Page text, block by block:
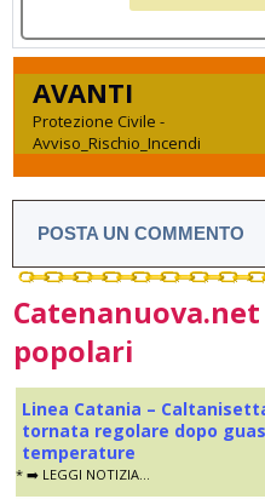
AVANTI
Protezione Civile -
Avviso_Rischio_Incendi
POSTA UN COMMENTO
popolari
Linea Catania –
tornata regolare dopo
temperature
* ➡️ LEGGI NOTIZIA...